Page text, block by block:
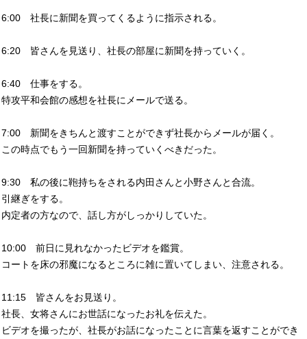
6:00 社長に新聞を買ってくるように指示される。
6:20 皆さんを見送り、社長の部屋に新聞を持っていく。
6:40 仕事をする。
特攻平和会館の感想を社長にメールで送る。
7:00 新聞をきちんと渡すことができず社長からメールが届く。
この時点でもう一回新聞を持っていくべきだった。
9:30 私の後に鞄持ちをされる内田さんと小野さんと合流。
引継ぎをする。
内定者の方なので、話し方がしっかりしていた。
10:00 前日に見れなかったビデオを鑑賞。
コートを床の邪魔になるところに雑に置いてしまい、注意される。
11:15 皆さんをお見送り。
社長、女将さんにお世話になったお礼を伝えた。
ビデオを撮ったが、社長がお話になったことに言葉を返すことができ